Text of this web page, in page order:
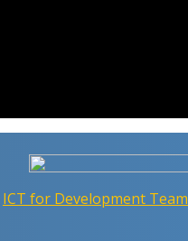
ICT for Development Team